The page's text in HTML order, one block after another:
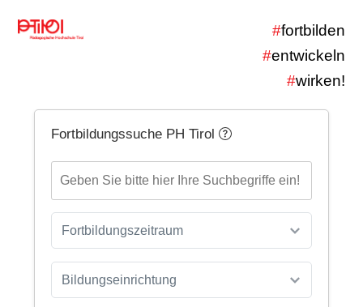
#fortbilden
#entwickeln
#wirken!
Fortbildungssuche PH Tirol
Fortbildungszeitraum
Bildungseinrichtung